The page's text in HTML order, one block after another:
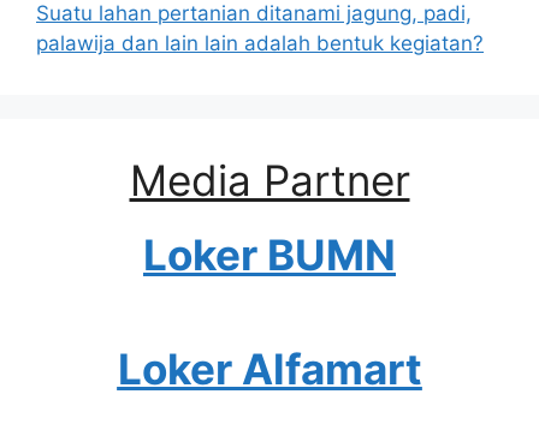
Suatu lahan pertanian ditanami jagung, padi,
palawija dan lain lain adalah bentuk kegiatan?
Media Partner
Loker BUMN
Loker Alfamart